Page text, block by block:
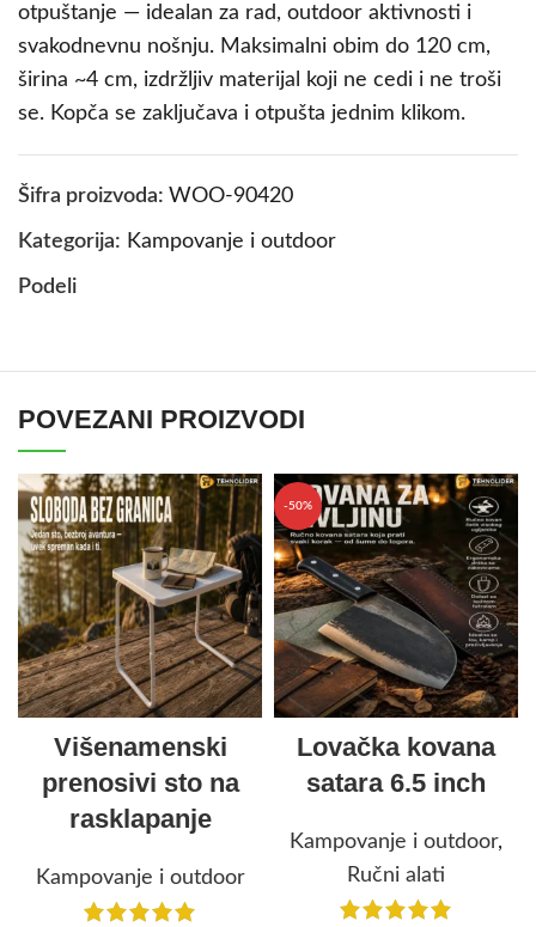
otpuštanje — idealan za rad, outdoor aktivnosti i
svakodnevnu nošnju. Maksimalni obim do 120 cm,
širina ~4 cm, izdržljiv materijal koji ne cedi i ne troši
se. Kopča se zaključava i otpušta jednim klikom.
Šifra proizvoda: WOO-90420
Kategorija: Kampovanje i outdoor
Podeli
POVEZANI PROIZVODI
Višenamenski
prenosivi sto na
rasklapanje
Kampovanje i outdoor
-50%
Lovačka kovana
satara 6.5 inch
Kampovanje i outdoor,
Ručni alati